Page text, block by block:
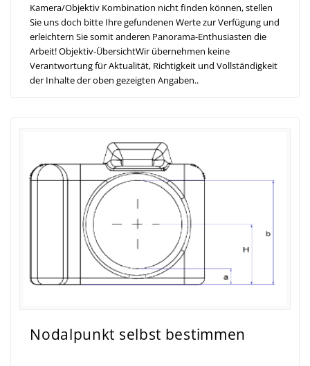
Kamera/Objektiv Kombination nicht finden können, stellen
Sie uns doch bitte Ihre gefundenen Werte zur Verfügung und
erleichtern Sie somit anderen Panorama-Enthusiasten die
Arbeit! Objektiv-ÜbersichtWir übernehmen keine
Verantwortung für Aktualität, Richtigkeit und Vollständigkeit
der Inhalte der oben gezeigten Angaben..
Nodalpunkt selbst bestimmen